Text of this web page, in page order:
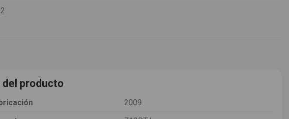
del producto
2009